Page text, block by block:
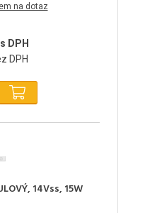
na dotaz
DPH
DPH
14Vss, 15W